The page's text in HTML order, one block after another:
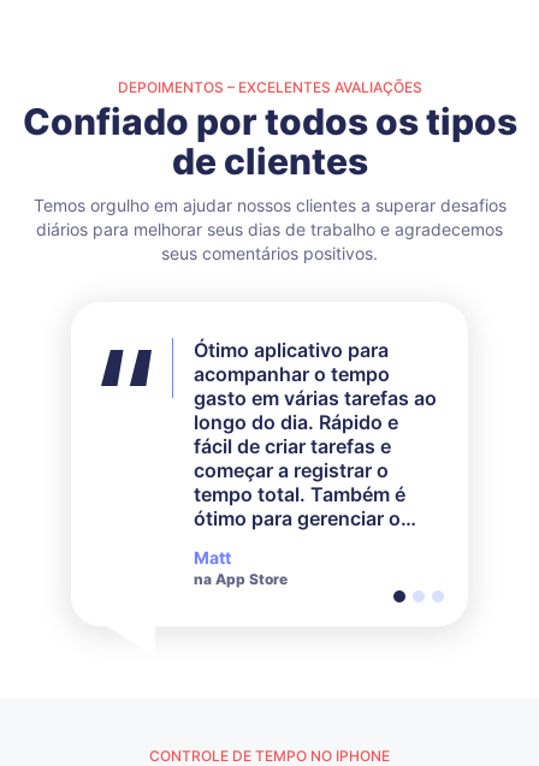
DEPOIMENTOS – EXCELENTES AVALIAÇÕES
Confiado por todos os tipos
de clientes
Temos orgulho em ajudar nossos clientes a superar desafios
diários para melhorar seus dias de trabalho e agradecemos
seus comentários positivos.
Ótimo aplicativo para
acompanhar o tempo
gasto em várias tarefas ao
longo do dia. Rápido e
fácil de criar tarefas e
começar a registrar o
tempo total. Também é
ótimo para gerenciar o
grupo em um projeto.
Matt
na App Store
Um excelente aplicativo
de controle. Cobro por
hora e este app torna
muito mais fácil manter o
controle disso.
Steve
na App Store
Ótimo aplicativo para
registrar o tempo, perfeito
para o meu pequeno
negócio. Sou uma
tricoteira de tear e uso o
TrackingTime para
registrar todas as minhas
horas de trabalho, o que
melhor meus produtos.
Ótimo trabalho no app!
Maddie
na App Store
CONTROLE DE TEMPO NO IPHONE